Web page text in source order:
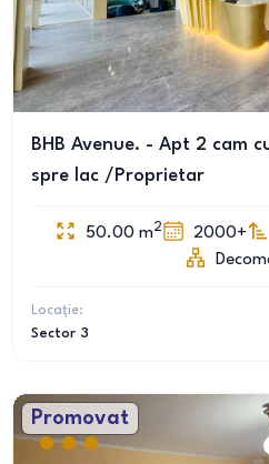
BHB Avenue. - Apt 2 cam
spre lac /Proprietar
50.00 m2 2000+
Locație:
Sector 3
Promovat